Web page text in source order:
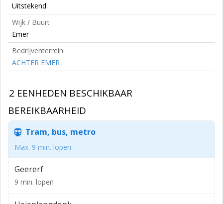
Uitstekend
Wijk / Buurt
Emer
Bedrijventerrein
ACHTER EMER
2 EENHEDEN BESCHIKBAAR
BEREIKBAARHEID
Tram, bus, metro
Max. 9 min. lopen
Geererf
9 min. lopen